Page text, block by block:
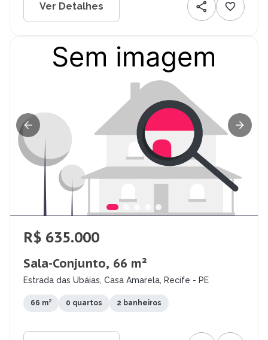
Ver Detalhes
R$ 635.000
Sala-Conjunto, 66 m²
Estrada das Ubáias, Casa Amarela, Recife - PE
66 m² 0 quartos 2 banheiros